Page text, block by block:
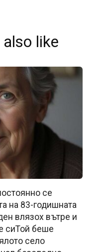
like
се
на 83-годишната
влязох вътре и
сиТой беше
село